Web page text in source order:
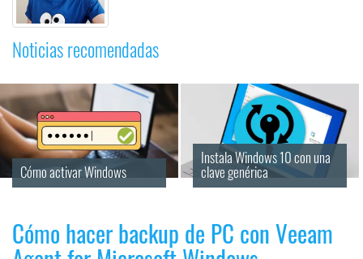
Noticias recomendadas
Cómo activar Windows
Instala Windows 10 con una
clave genérica
Cómo hacer backup de PC con Veeam